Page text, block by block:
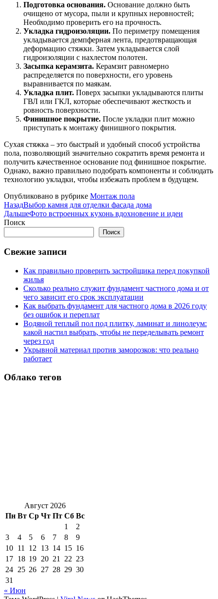
Подготовка основания. Основание должно быть
очищено от мусора, пыли и крупных неровностей;
Необходимо проверить его на прочность.
Укладка гидроизоляции. По периметру помещения
укладывается демпферная лента, предотвращающая
деформацию стяжки. Затем укладывается слой
гидроизоляции с нахлестом полотен.
Засыпка керамзита. Керамзит равномерно
распределяется по поверхности, его уровень
выравнивается по маякам.
Укладка плит. Поверх засыпки укладываются плиты
ГВЛ или ГКЛ, которые обеспечивают жесткость и
ровность поверхности.
Финишное покрытие. После укладки плит можно
приступать к монтажу финишного покрытия.
Сухая стяжка – это быстрый и удобный способ устройства
пола, позволяющий значительно сократить время ремонта и
получить качественное основание под финишное покрытие.
Однако, важно правильно подобрать компоненты и соблюдать
технологию укладки, чтобы избежать проблем в будущем.
Опубликовано в рубрике Монтаж пола
НазадВыбор камня для отделки фасада дома
ДальшеФото встроенных кухонь вдохновение и идеи
Поиск
Поиск
Свежие записи
Как правильно проверить застройщика перед покупкой
жилья
Сколько реально служит фундамент частного дома и от
чего зависит его срок эксплуатации
Как выбрать фундамент для частного дома в 2026 году
без ошибок и переплат
Водяной теплый пол под плитку, ламинат и линолеум:
какой настил выбрать, чтобы не переделывать ремонт
через год
Укрывной материал против заморозков: что реально
работает
Облако тегов
Август 2026
Пн Вт Ср Чт Пт Сб Вс
1
2
3
4 5 6 7 8
9
10 11 12 13 14 15 16
17 18 19 20 21 22 23
24 25 26 27 28 29 30
31
« Июн